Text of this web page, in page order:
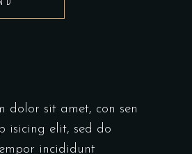
dolor sit amet, con sen
isicing elit, sed do
incididunt